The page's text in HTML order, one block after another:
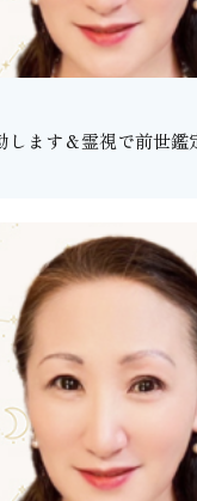
します＆霊視で前世鑑